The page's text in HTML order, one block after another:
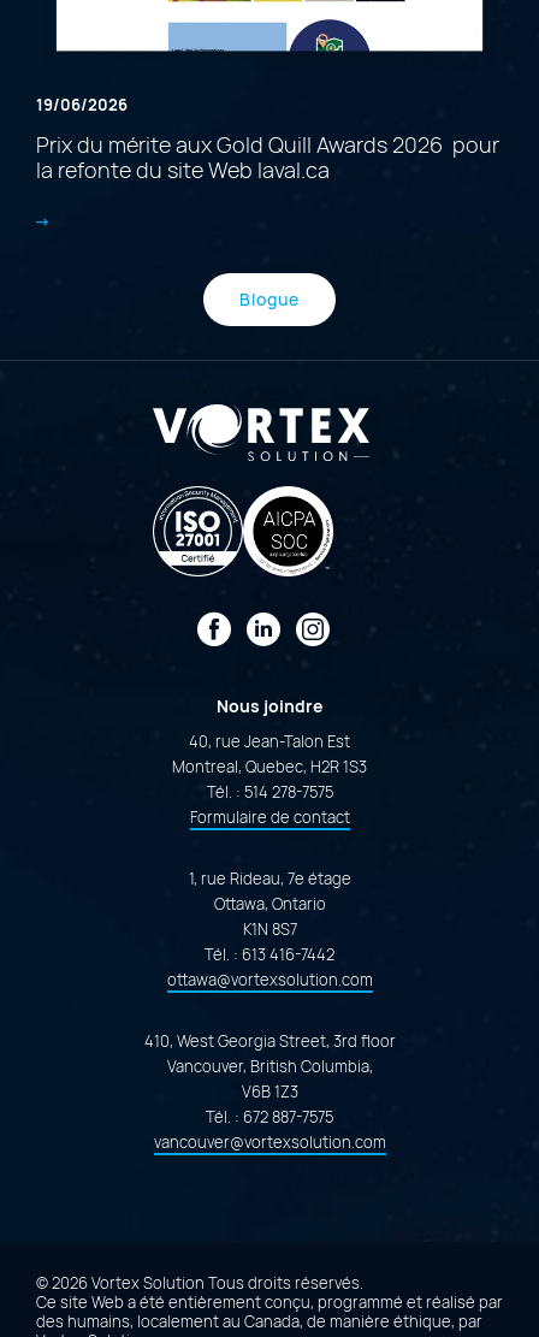
19/06/2026
Prix du mérite aux Gold Quill Awards 2026 pour
la refonte du site Web laval.ca
Blogue
FacebookLinkedIn
Instagram
Nous joindre
40, rue Jean-Talon Est
Montreal, Quebec, H2R 1S3
Tél. : 514 278-7575
Formulaire de contact
1, rue Rideau, 7e étage
Ottawa, Ontario
K1N 8S7
Tél. : 613 416-7442
ottawa@vortexsolution.com
410, West Georgia Street, 3rd floor
Vancouver, British Columbia,
V6B 1Z3
Tél. : 672 887-7575
vancouver@vortexsolution.com
© 2026 Vortex Solution Tous droits réservés.
Ce site Web a été entièrement conçu, programmé et réalisé par
des humains, localement au Canada, de manière éthique, par